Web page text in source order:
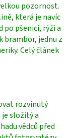
pozornost.
která je navíc
pšenici, rýži a
brambor, jednu z
Celý článek
rozvinutý
složitý a
vědců před